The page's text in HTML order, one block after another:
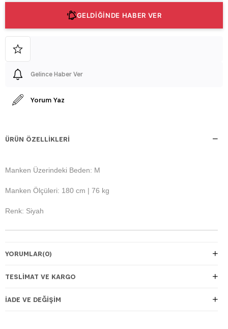
GELDİĞİNDE HABER VER
Gelince Haber Ver
Yorum Yaz
ÜRÜN ÖZELLIKLERI
Manken Üzerindeki Beden: M
Manken Ölçüleri: 180 cm | 76 kg
Renk: Siyah
YORUMLAR(0)
TESLIMAT VE KARGO
İADE VE DEĞIŞIM